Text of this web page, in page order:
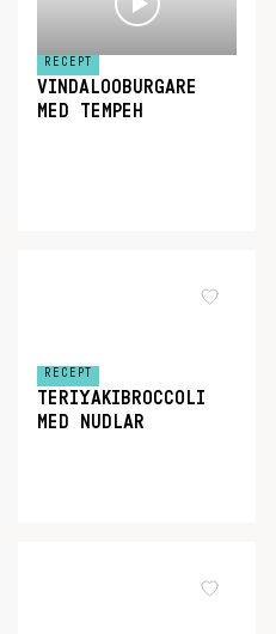
RECEPT
VINDALOOBURGARE
MED TEMPEH
RECEPT
TERIYAKIBROCCOLI
MED NUDLAR